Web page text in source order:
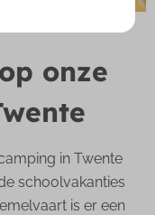
onze
in Twente
schoolvakanties
is er een